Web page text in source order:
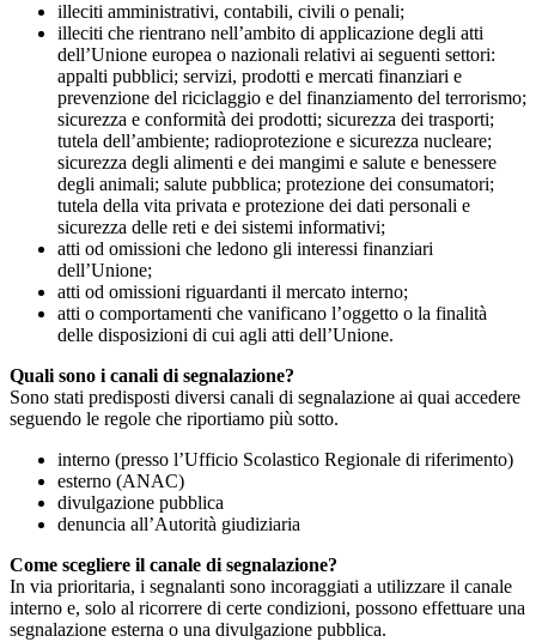
illeciti amministrativi, contabili, civili o penali;
illeciti che rientrano nell’ambito di applicazione degli atti
dell’Unione europea o nazionali relativi ai seguenti settori:
appalti pubblici; servizi, prodotti e mercati finanziari e
prevenzione del riciclaggio e del finanziamento del terrorismo;
sicurezza e conformità dei prodotti; sicurezza dei trasporti;
tutela dell’ambiente; radioprotezione e sicurezza nucleare;
sicurezza degli alimenti e dei mangimi e salute e benessere
degli animali; salute pubblica; protezione dei consumatori;
tutela della vita privata e protezione dei dati personali e
sicurezza delle reti e dei sistemi informativi;
atti od omissioni che ledono gli interessi finanziari
dell’Unione;
atti od omissioni riguardanti il mercato interno;
atti o comportamenti che vanificano l’oggetto o la finalità
delle disposizioni di cui agli atti dell’Unione.
Quali sono i canali di segnalazione?
Sono stati predisposti diversi canali di segnalazione ai quai accedere
seguendo le regole che riportiamo più sotto.
interno (presso l’Ufficio Scolastico Regionale di riferimento)
esterno (ANAC)
divulgazione pubblica
denuncia all’Autorità giudiziaria
Come scegliere il canale di segnalazione?
In via prioritaria, i segnalanti sono incoraggiati a utilizzare il canale
interno e, solo al ricorrere di certe condizioni, possono effettuare una
segnalazione esterna o una divulgazione pubblica.